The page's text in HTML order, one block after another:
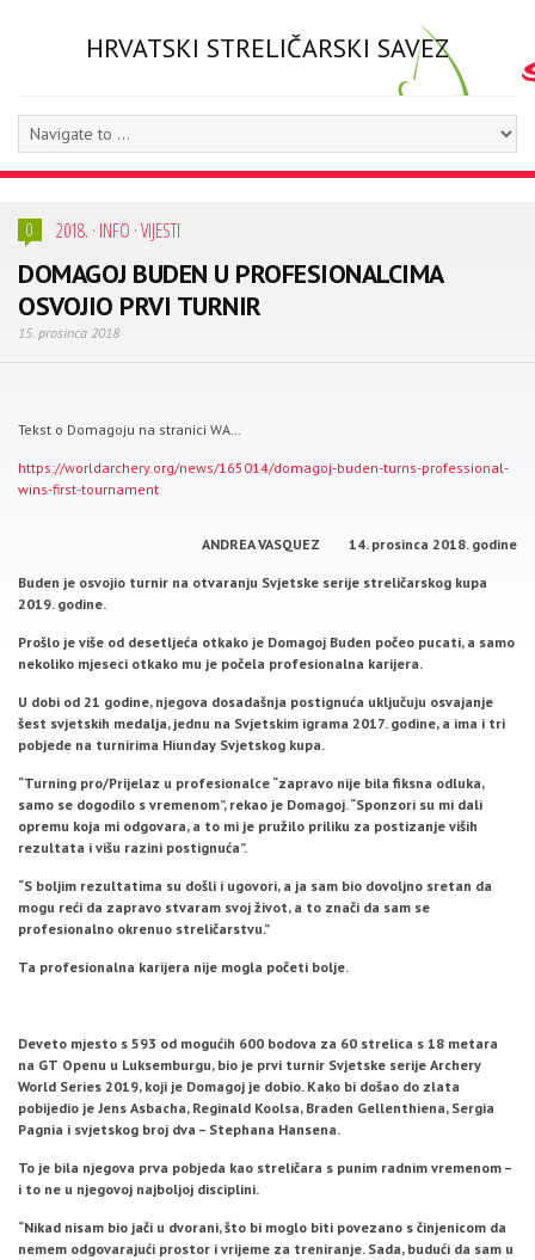
HRVATSKI STRELIČARSKI SAVEZ
0 2018. · INFO ·VIJESTI
DOMAGOJ BUDEN U PROFESIONALCIMA
OSVOJIO PRVI TURNIR
15. prosinca 2018
Tekst o Domagoju na stranici WA…
https://worldarchery.org/news/165014/domagoj-buden-turns-professional-
wins-first-tournament
ANDREA VASQUEZ 14. prosinca 2018. godine
Buden je osvojio turnir na otvaranju Svjetske serije streličarskog kupa
2019. godine.
Prošlo je više od desetljeća otkako je Domagoj Buden počeo pucati, a samo
nekoliko mjeseci otkako mu je počela profesionalna karijera.
U dobi od 21 godine, njegova dosadašnja postignuća uključuju osvajanje
šest svjetskih medalja, jednu na Svjetskim igrama 2017. godine, a ima i tri
pobjede na turnirima Hiunday Svjetskog kupa.
“Turning pro/Prijelaz u profesionalce “zapravo nije bila fiksna odluka,
samo se dogodilo s vremenom”, rekao je Domagoj. “Sponzori su mi dali
opremu koja mi odgovara, a to mi je pružilo priliku za postizanje viših
rezultata i višu razini postignuća”.
“S boljim rezultatima su došli i ugovori, a ja sam bio dovoljno sretan da
mogu reći da zapravo stvaram svoj život, a to znači da sam se
profesionalno okrenuo streličarstvu.”
Ta profesionalna karijera nije mogla početi bolje.
Deveto mjesto s 593 od mogućih 600 bodova za 60 strelica s 18 metara
na GT Openu u Luksemburgu, bio je prvi turnir Svjetske serije Archery
World Series 2019, koji je Domagoj je dobio. Kako bi došao do zlata
pobijedio je Jens Asbacha, Reginald Koolsa, Braden Gellenthiena, Sergia
Pagnia i svjetskog broj dva – Stephana Hansena.
To je bila njegova prva pobjeda kao streličara s punim radnim vremenom –
i to ne u njegovoj najboljoj disciplini.
“Nikad nisam bio jači u dvorani, što bi moglo biti povezano s činjenicom da
nemem odgovarajući prostor i vrijeme za treniranje. Sada, budući da sam u